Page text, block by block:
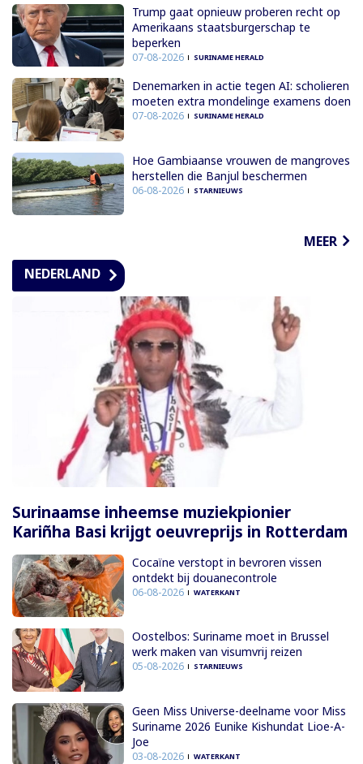
Trump gaat opnieuw proberen recht op
Amerikaans staatsburgerschap te
beperken
07-08-2026 SURINAME HERALD
Denemarken in actie tegen AI: scholieren
moeten extra mondelinge examens doen
07-08-2026 SURINAME HERALD
Hoe Gambiaanse vrouwen de mangroves
herstellen die Banjul beschermen
06-08-2026 STARNIEUWS
MEER
NEDERLAND
Surinaamse inheemse muziekpionier
Kariñha Basi krijgt oeuvreprijs in Rotterdam
Cocaïne verstopt in bevroren vissen
ontdekt bij douanecontrole
06-08-2026 WATERKANT
Oostelbos: Suriname moet in Brussel
werk maken van visumvrij reizen
05-08-2026 STARNIEUWS
Geen Miss Universe-deelname voor Miss
Suriname 2026 Eunike Kishundat Lioe-A-
Joe
03-08-2026 WATERKANT